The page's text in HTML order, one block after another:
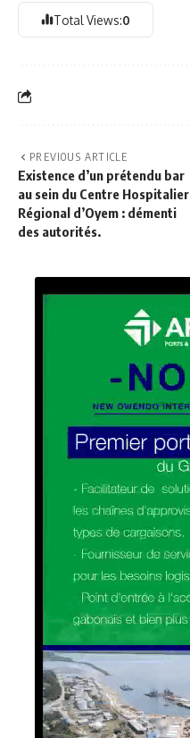
Total Views:0
PREVIOUS ARTICLE
Existence d’un prétendu bar
au sein du Centre Hospitalier
Régional d’Oyem : démenti
des autorités.